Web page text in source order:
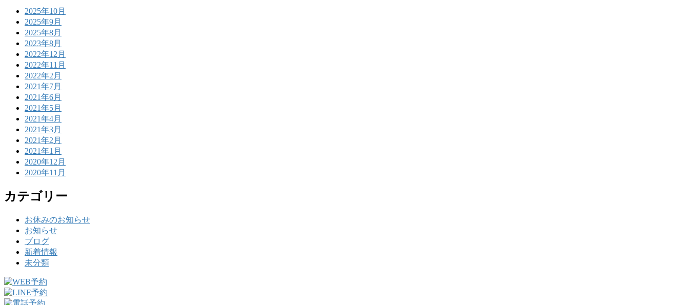
2025年10月
2025年9月
2025年8月
2023年8月
2022年12月
2022年11月
2022年2月
2021年7月
2021年6月
2021年5月
2021年4月
2021年3月
2021年2月
2021年1月
2020年12月
2020年11月
カテゴリー
お休みのお知らせ
お知らせ
ブログ
新着情報
未分類